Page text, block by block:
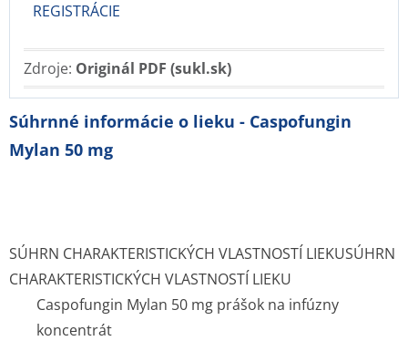
REGISTRÁCIE
Zdroje: Originál PDF (sukl.sk)
Súhrnné informácie o lieku - Caspofungin
Mylan 50 mg
SÚHRN CHARAKTERISTICKÝCH VLASTNOSTÍ LIEKUSÚHRN
CHARAKTERISTICKÝCH VLASTNOSTÍ LIEKU
Caspofungin Mylan 50 mg prášok na infúzny
koncentrát